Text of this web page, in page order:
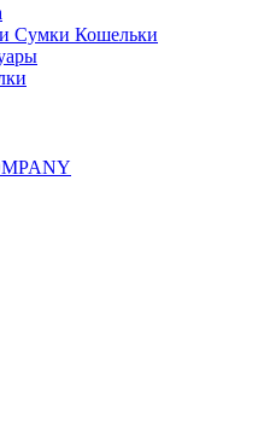
Сумки Кошельки